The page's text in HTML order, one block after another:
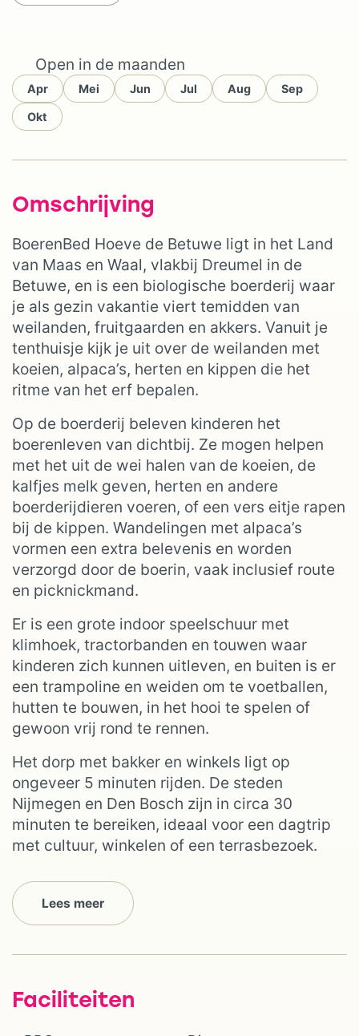
Open in de maanden
Apr Mei Jun Jul Aug Sep
Okt
Omschrijving
BoerenBed Hoeve de Betuwe ligt in het Land
van Maas en Waal, vlakbij Dreumel in de
Betuwe, en is een biologische boerderij waar
je als gezin vakantie viert temidden van
weilanden, fruitgaarden en akkers. Vanuit je
tenthuisje kijk je uit over de weilanden met
koeien, alpaca’s, herten en kippen die het
ritme van het erf bepalen.
Op de boerderij beleven kinderen het
boerenleven van dichtbij. Ze mogen helpen
met het uit de wei halen van de koeien, de
kalfjes melk geven, herten en andere
boerderijdieren voeren, of een vers eitje rapen
bij de kippen. Wandelingen met alpaca’s
vormen een extra belevenis en worden
verzorgd door de boerin, vaak inclusief route
en picknickmand.
Er is een grote indoor speelschuur met
klimhoek, tractorbanden en touwen waar
kinderen zich kunnen uitleven, en buiten is er
een trampoline en weiden om te voetballen,
hutten te bouwen, in het hooi te spelen of
gewoon vrij rond te rennen.
Het dorp met bakker en winkels ligt op
ongeveer 5 minuten rijden. De steden
Nijmegen en Den Bosch zijn in circa 30
minuten te bereiken, ideaal voor een dagtrip
met cultuur, winkelen of een terrasbezoek.
Lees meer
Faciliteiten